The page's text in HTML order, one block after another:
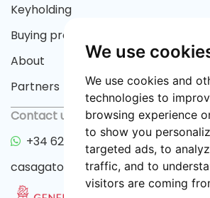
We use
We use cookies and
technologies to
browsing experience
to show you
targeted ads, to
traffic, and to
visitors are coming
Keyholding
Buying process
About
Partners
Contact us
+34 622 33 55 82
casagator@gmail.com